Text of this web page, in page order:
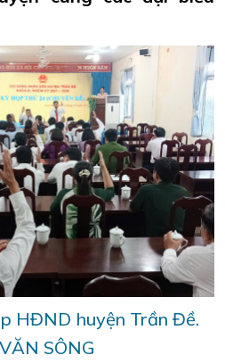
HĐND huyện Trần Đề.
SÔNG